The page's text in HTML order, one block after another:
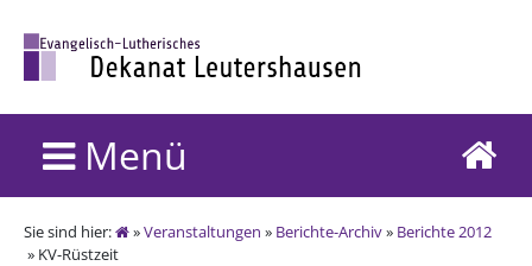
Menü
Sie sind hier: »Veranstaltungen » Berichte-Archiv» Berichte 2012
» KV-Rüstzeit